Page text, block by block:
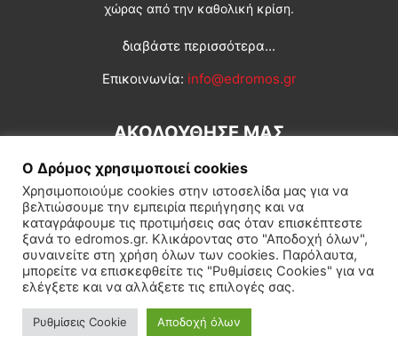
χώρας από την καθολική κρίση.
διαβάστε περισσότερα...
Επικοινωνία: info@edromos.gr
ΑΚΟΛΟΥΘΗΣΕ ΜΑΣ
Εγγραφή συνδρομητή Πολιτική Διεθνή Κοινωνία
Πολιτισμός Αφιερώματα
© Δρόμος της Αριστεράς
Ο Δρόμος χρησιμοποιεί cookies
Χρησιμοποιούμε cookies στην ιστοσελίδα μας για να
βελτιώσουμε την εμπειρία περιήγησης και να
καταγράφουμε τις προτιμήσεις σας όταν επισκέπτεστε
ξανά το edromos.gr. Κλικάροντας στο "Αποδοχή όλων",
συναινείτε στη χρήση όλων των cookies. Παρόλαυτα,
μπορείτε να επισκεφθείτε τις "Ρυθμίσεις Cookies" για να
ελέγξετε και να αλλάξετε τις επιλογές σας.
Ρυθμίσεις Cookie Αποδοχή όλων